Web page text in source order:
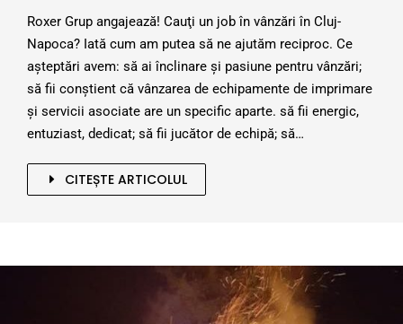
Roxer Grup angajează! Cauţi un job în vânzări în Cluj-
Napoca? Iată cum am putea să ne ajutăm reciproc. Ce
aşteptări avem: să ai înclinare şi pasiune pentru vânzări;
să fii conştient că vânzarea de echipamente de imprimare
şi servicii asociate are un specific aparte. să fii energic,
entuziast, dedicat; să fii jucător de echipă; să…
CITEȘTE ARTICOLUL